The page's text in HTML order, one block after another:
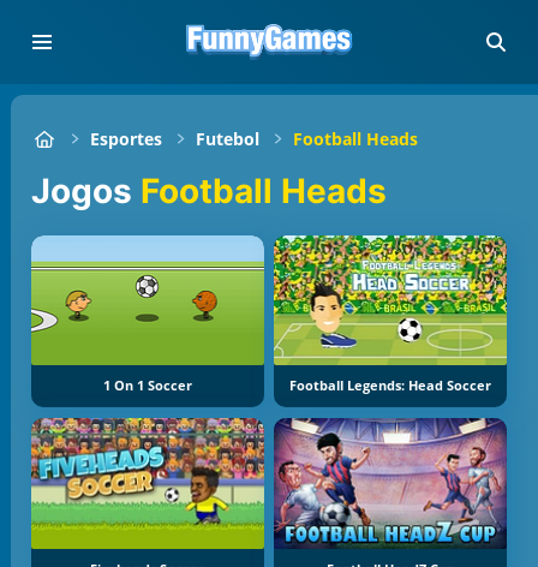
Esportes Futebol Football Heads
Jogos Football Heads
1 On 1 Soccer Football Legends: Head Soccer